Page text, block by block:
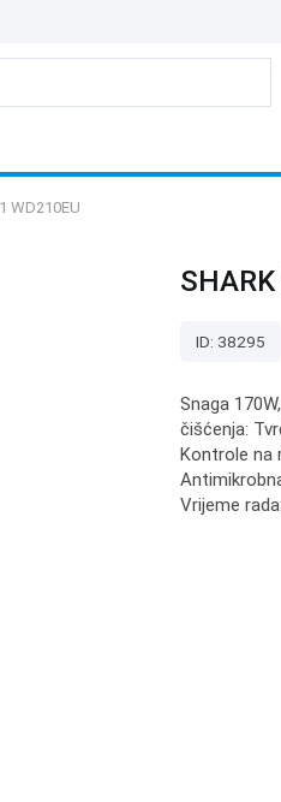
WD210EU
ID: 38295
Snaga
čišćenja:
Kontrole na
Vrijeme